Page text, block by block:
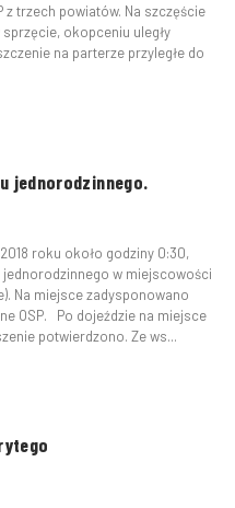
z trzech powiatów. Na szczęście
okopceniu uległy
na parterze przyległe do
jednorodzinnego.
roku około godziny 0:30,
jednorodzinnego w miejscowości
Na miejsce zadysponowano
OSP. Po dojeździe na miejsce
potwierdzono. Ze ws...